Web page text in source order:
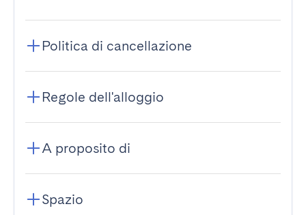
Politica di cancellazione
Regole dell'alloggio
A proposito di
Spazio